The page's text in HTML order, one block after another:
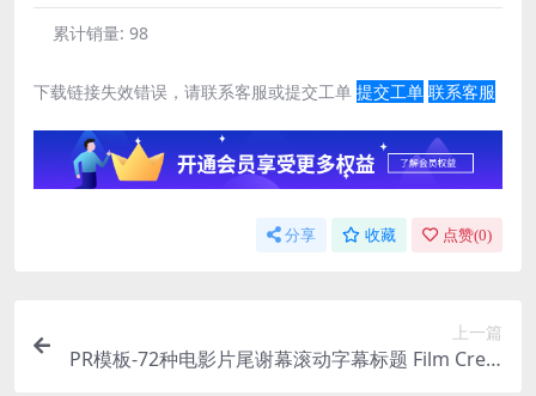
累计销量: 98
下载链接失效错误，请联系客服或提交工单 提交工单 联系客服
分享 收藏 点赞(0)
上一篇
PR模板-72种电影片尾谢幕滚动字幕标题 Film Credi